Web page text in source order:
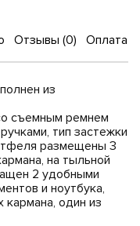
Отзывы (0) Оплата и
из
съемным ремнем
тип застежки
размещены 3
на тыльной
2 удобными
и ноутбука,
кармана, один из